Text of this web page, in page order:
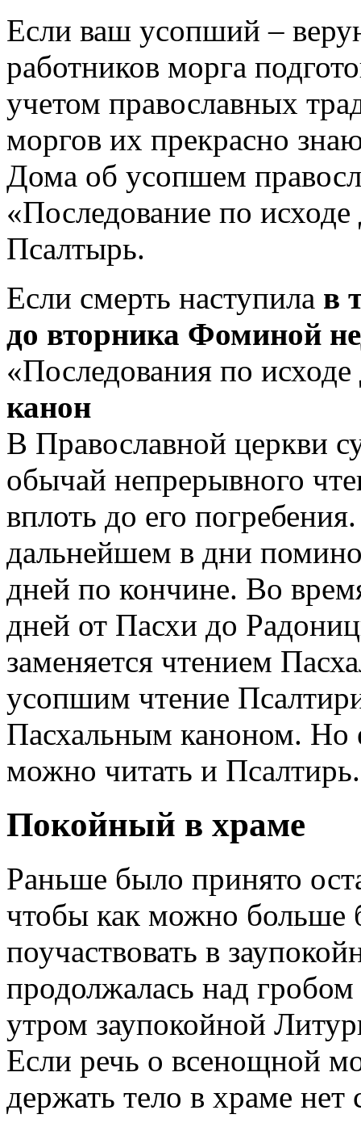
Если ваш усопший –
работников морга
учетом православных
моргов их прекрасно
Дома об усопшем
«Последование по
Псалтырь.
Если смерть наступила в
до вторника Фоминой
«Последования по
канон
В Православной церкви
обычай непрерывного
вплоть до его
дальнейшем в дни
дней по кончине. Во
дней от Пасхи до
заменяется чтением
усопшим чтение
Пасхальным каноном. Но
можно читать и Псалтирь.
Покойный в храме
Раньше было принято
чтобы как можно больше
поучаствовать в
продолжалась над
утром заупокойной
Если речь о всенощной
держать тело в храме нет